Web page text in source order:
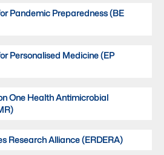
Pandemic Preparedness (BE
Personalised Medicine (EP
One Health Antimicrobial
Research Alliance (ERDERA)